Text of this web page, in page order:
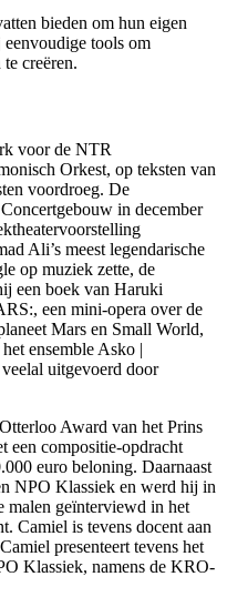
bieden om hun eigen
tools om
creëren.
voor de NTR
Orkest, op teksten van
voordroeg. De
in december
Ali’s meest legendarische
op muziek zette, de
een boek van Haruki
een mini-opera over de
Mars en Small World,
ensemble Asko |
uitgevoerd door
Award van het Prins
een compositie-opdracht
euro beloning. Daarnaast
NPO Klassiek en werd hij in
malen geïnterviewd in het
Camiel is tevens docent aan
presenteert tevens het
Klassiek, namens de KRO-